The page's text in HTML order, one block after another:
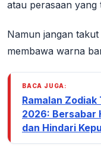
atau perasaan
Namun jangan
membawa warna
BACA JUGA:
Ramalan Zodiak
2026: Bersabar
dan Hindari